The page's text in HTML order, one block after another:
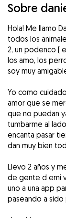
Sobre
Hola! Me llamo
todos los
2, un podenco (
los amo, los
soy muy
Yo como
amor que se
que no puedan
tumbarme al
encanta pasar
dan muy bien
Llevo 2 años y
de gente d emi
uno a una app
paseando a